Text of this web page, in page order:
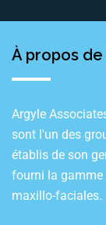
À propos
Argyle
sont l'un des
établis de son
fourni la gamme
maxillo-faciales.